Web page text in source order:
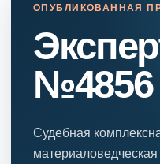
ОПУБЛИКОВАННАЯ
№4856
Судебная